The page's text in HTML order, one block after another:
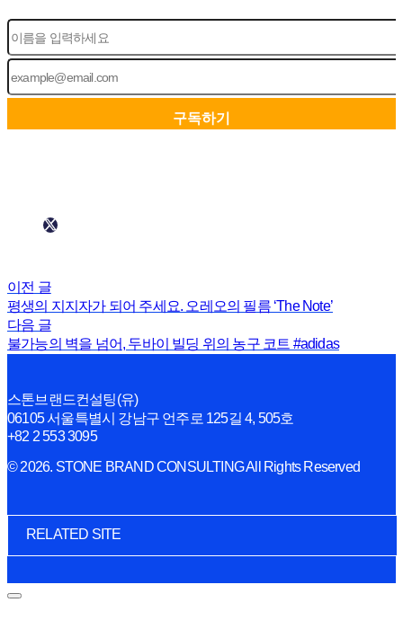
이전 글
평생의 지지자가 되어 주세요. 오레오의 필름 ‘The Note’
다음 글
불가능의 벽을 넘어, 두바이 빌딩 위의 농구 코트 #adidas
스톤브랜드컨설팅(유)
06105 서울특별시 강남구 언주로 125길 4, 505호
+82 2 553 3095
© 2026. STONE BRAND CONSULTING All Rights Reserved
RELATED SITE